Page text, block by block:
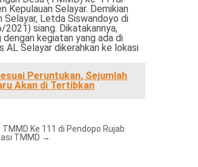
Kepulauan Selayar. Demikian
Selayar, Letda Siswandoyo di
siang. Dikatakannya,
kegiatan yang ada di
AL Selayar dikerahkan ke lokasi
Peruntukan, Sejumlah
Akan di Tertibkan
Ke 111 di Pendopo Rujab
TMMD →